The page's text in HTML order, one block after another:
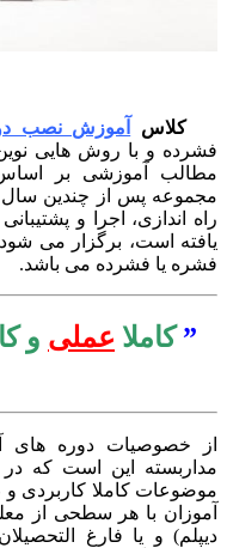
کلاسآموزش نصب
و با روش هایی نوین،
آموزشی بر اساس
پس از چندین سال
اندازی، اجرا و
است، برگزار می شود.
یا فشرده می باشد.
کاملاعملیو
خصوصیات دوره های
این است که در
کاملا کاربردی و
با هر سطحی از
و یا فارغ